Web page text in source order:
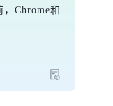
Chrome和